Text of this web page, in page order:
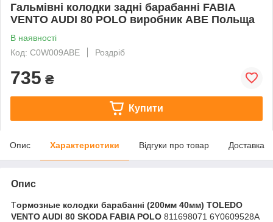
Гальмівні колодки задні барабанні FABIA
VENTO AUDI 80 POLO виробник ABE Польща
В наявності
Код: C0W009ABE
Роздріб
735 ₴
Купити
Опис Характеристики Відгуки про товар Доставка
Опис
Тормозные колодки барабанні (200мм 40мм) TOLEDO
VENTO AUDI 80 SKODA FABIA POLO 811698071 6Y0609528A